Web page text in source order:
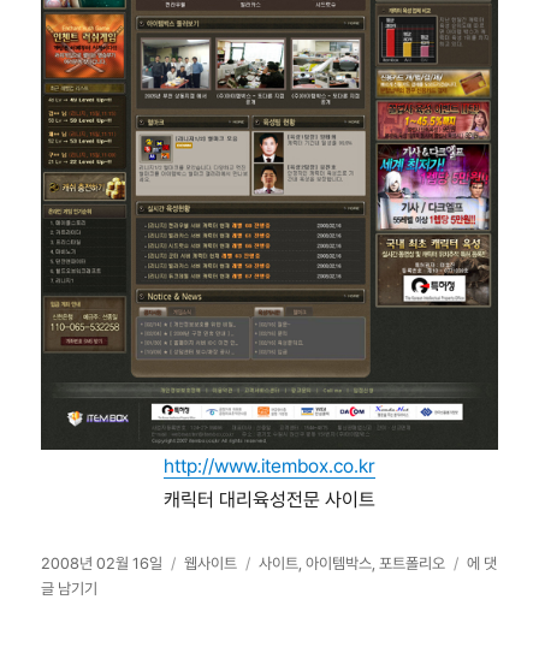
http://www.itembox.co.kr
캐릭터 대리육성전문 사이트
작
성
2008년 02월 16일
카
웹사이트
태
사이트,아이템박스,포트폴리오
아
에 댓
글 남기기